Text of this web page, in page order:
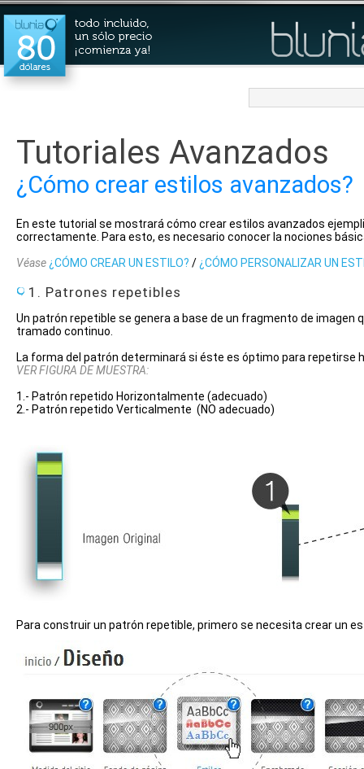
Tutoriales Avanzados
¿Cómo crear estilos avanzados?
En este tutorial se mostrará cómo crear estilos avanzados
correctamente. Para esto, es necesario conocer la nociones
Véase ¿CÓMO CREAR UN ESTILO? / ¿CÓMO PERSONALIZAR UN
1. Patrones repetibles
Un patrón repetible se genera a base de un fragmento de
tramado continuo.
La forma del patrón determinará si éste es óptimo para repetirse
VER FIGURA DE MUESTRA:
1.- Patrón repetido Horizontalmente (adecuado)
2.- Patrón repetido Verticalmente (NO adecuado)
Para construir un patrón repetible, primero se necesita crear un